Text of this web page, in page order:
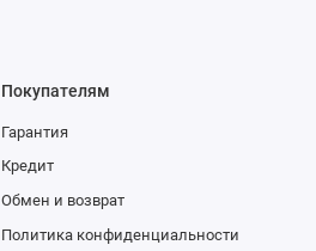
Покупателям
Гарантия
Кредит
Обмен и возврат
Политика конфиденциальности